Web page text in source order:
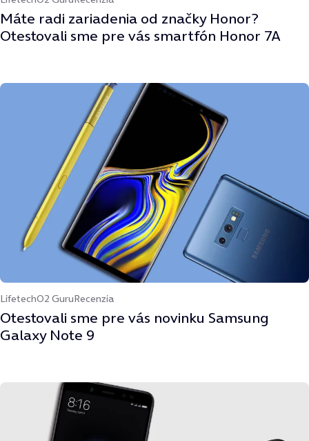
Máte radi zariadenia od značky Honor?
Otestovali sme pre vás smartfón Honor 7A
LifetechO2 GuruRecenzia
Otestovali sme pre vás novinku Samsung
Galaxy Note 9